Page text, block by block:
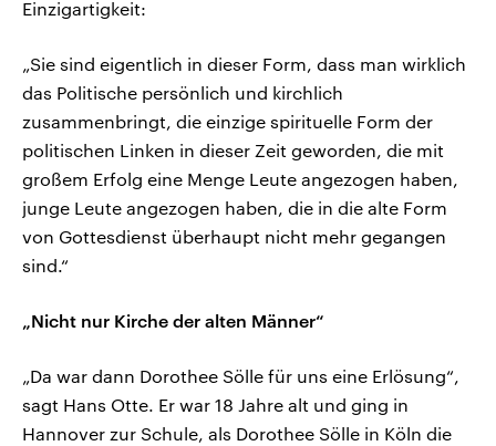
Einzigartigkeit:
„Sie sind eigentlich in dieser Form, dass man wirklich
das Politische persönlich und kirchlich
zusammenbringt, die einzige spirituelle Form der
politischen Linken in dieser Zeit geworden, die mit
großem Erfolg eine Menge Leute angezogen haben,
junge Leute angezogen haben, die in die alte Form
von Gottesdienst überhaupt nicht mehr gegangen
sind.“
„Nicht nur Kirche der alten Männer“
„Da war dann Dorothee Sölle für uns eine Erlösung“,
sagt Hans Otte. Er war 18 Jahre alt und ging in
Hannover zur Schule, als Dorothee Sölle in Köln die